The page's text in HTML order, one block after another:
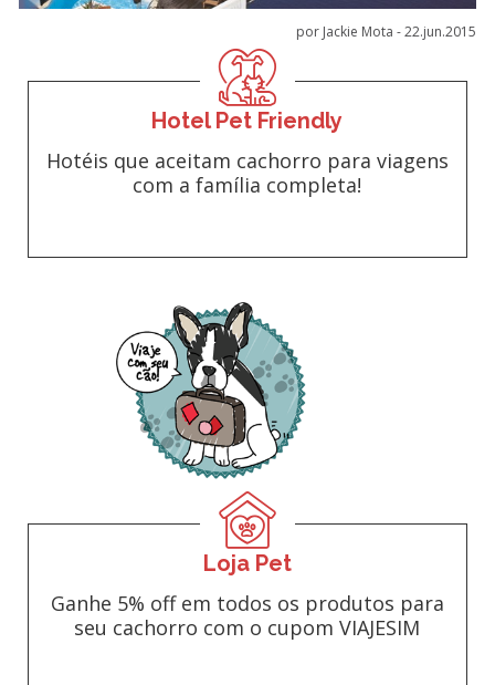
por Jackie Mota -22.jun.2015
Hotel Pet Friendly
Hotéis que aceitam cachorro para viagens
com a família completa!
Loja Pet
Ganhe 5% off em todos os produtos para
seu cachorro com o cupom VIAJESIM